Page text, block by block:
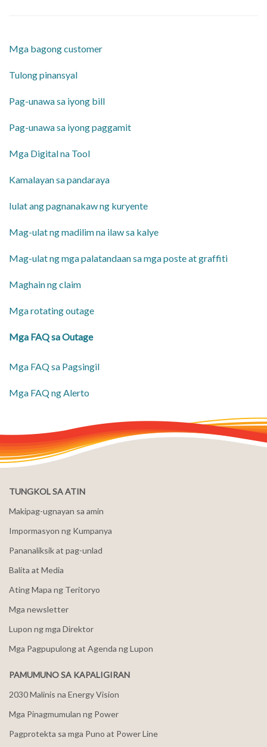
Mga bagong customer
Tulong pinansyal
Pag-unawa sa iyong bill
Pag-unawa sa iyong paggamit
Mga Digital na Tool
Kamalayan sa pandaraya
Iulat ang pagnanakaw ng kuryente
Mag-ulat ng madilim na ilaw sa kalye
Mag-ulat ng mga palatandaan sa mga poste at graffiti
Maghain ng claim
Mga rotating outage
​Mga FAQ sa Outage
Mga FAQ sa Pagsingil
Mga FAQ ng Alerto
TUNGKOL SA ATIN
Makipag-ugnayan sa amin
Impormasyon ng Kumpanya
Pananaliksik at pag-unlad
Balita at Media
Ating Mapa ng Teritoryo
Mga newsletter
Lupon ng mga Direktor
Mga Pagpupulong at Agenda ng Lupon
PAMUMUNO SA KAPALIGIRAN
2030 Malinis na Energy Vision
Mga Pinagmumulan ng Power
Pagprotekta sa mga Puno at Power Line